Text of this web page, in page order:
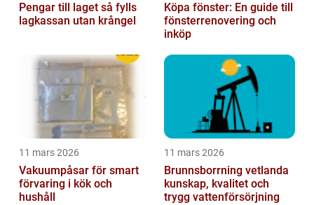
Pengar till laget så fylls
lagkassan utan krångel
Köpa fönster: En guide till
fönsterrenovering och
inköp
11 mars 2026
Vakuumpåsar för smart
förvaring i kök och
hushåll
11 mars 2026
Brunnsborrning vetlanda
kunskap, kvalitet och
trygg vattenförsörjning